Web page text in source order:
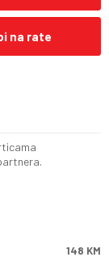
na rate
148 KM